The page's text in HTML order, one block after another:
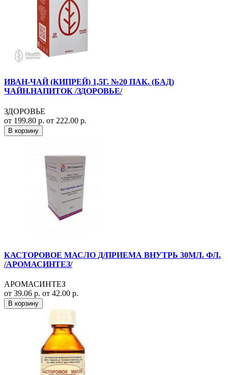
ИВАН-ЧАЙ (КИПРЕЙ) 1,5Г. №20 ПАК. (БАД)
ЧАЙН.НАПИТОК /ЗДОРОВЬЕ/
ЗДОРОВЬЕ
от 199.80 р. от 222.00 р.
В корзину
КАСТОРОВОЕ МАСЛО Д/ПРИЕМА ВНУТРЬ 30МЛ. ФЛ.
/АРОМАСИНТЕЗ/
АРОМАСИНТЕЗ
от 39.06 р. от 42.00 р.
В корзину